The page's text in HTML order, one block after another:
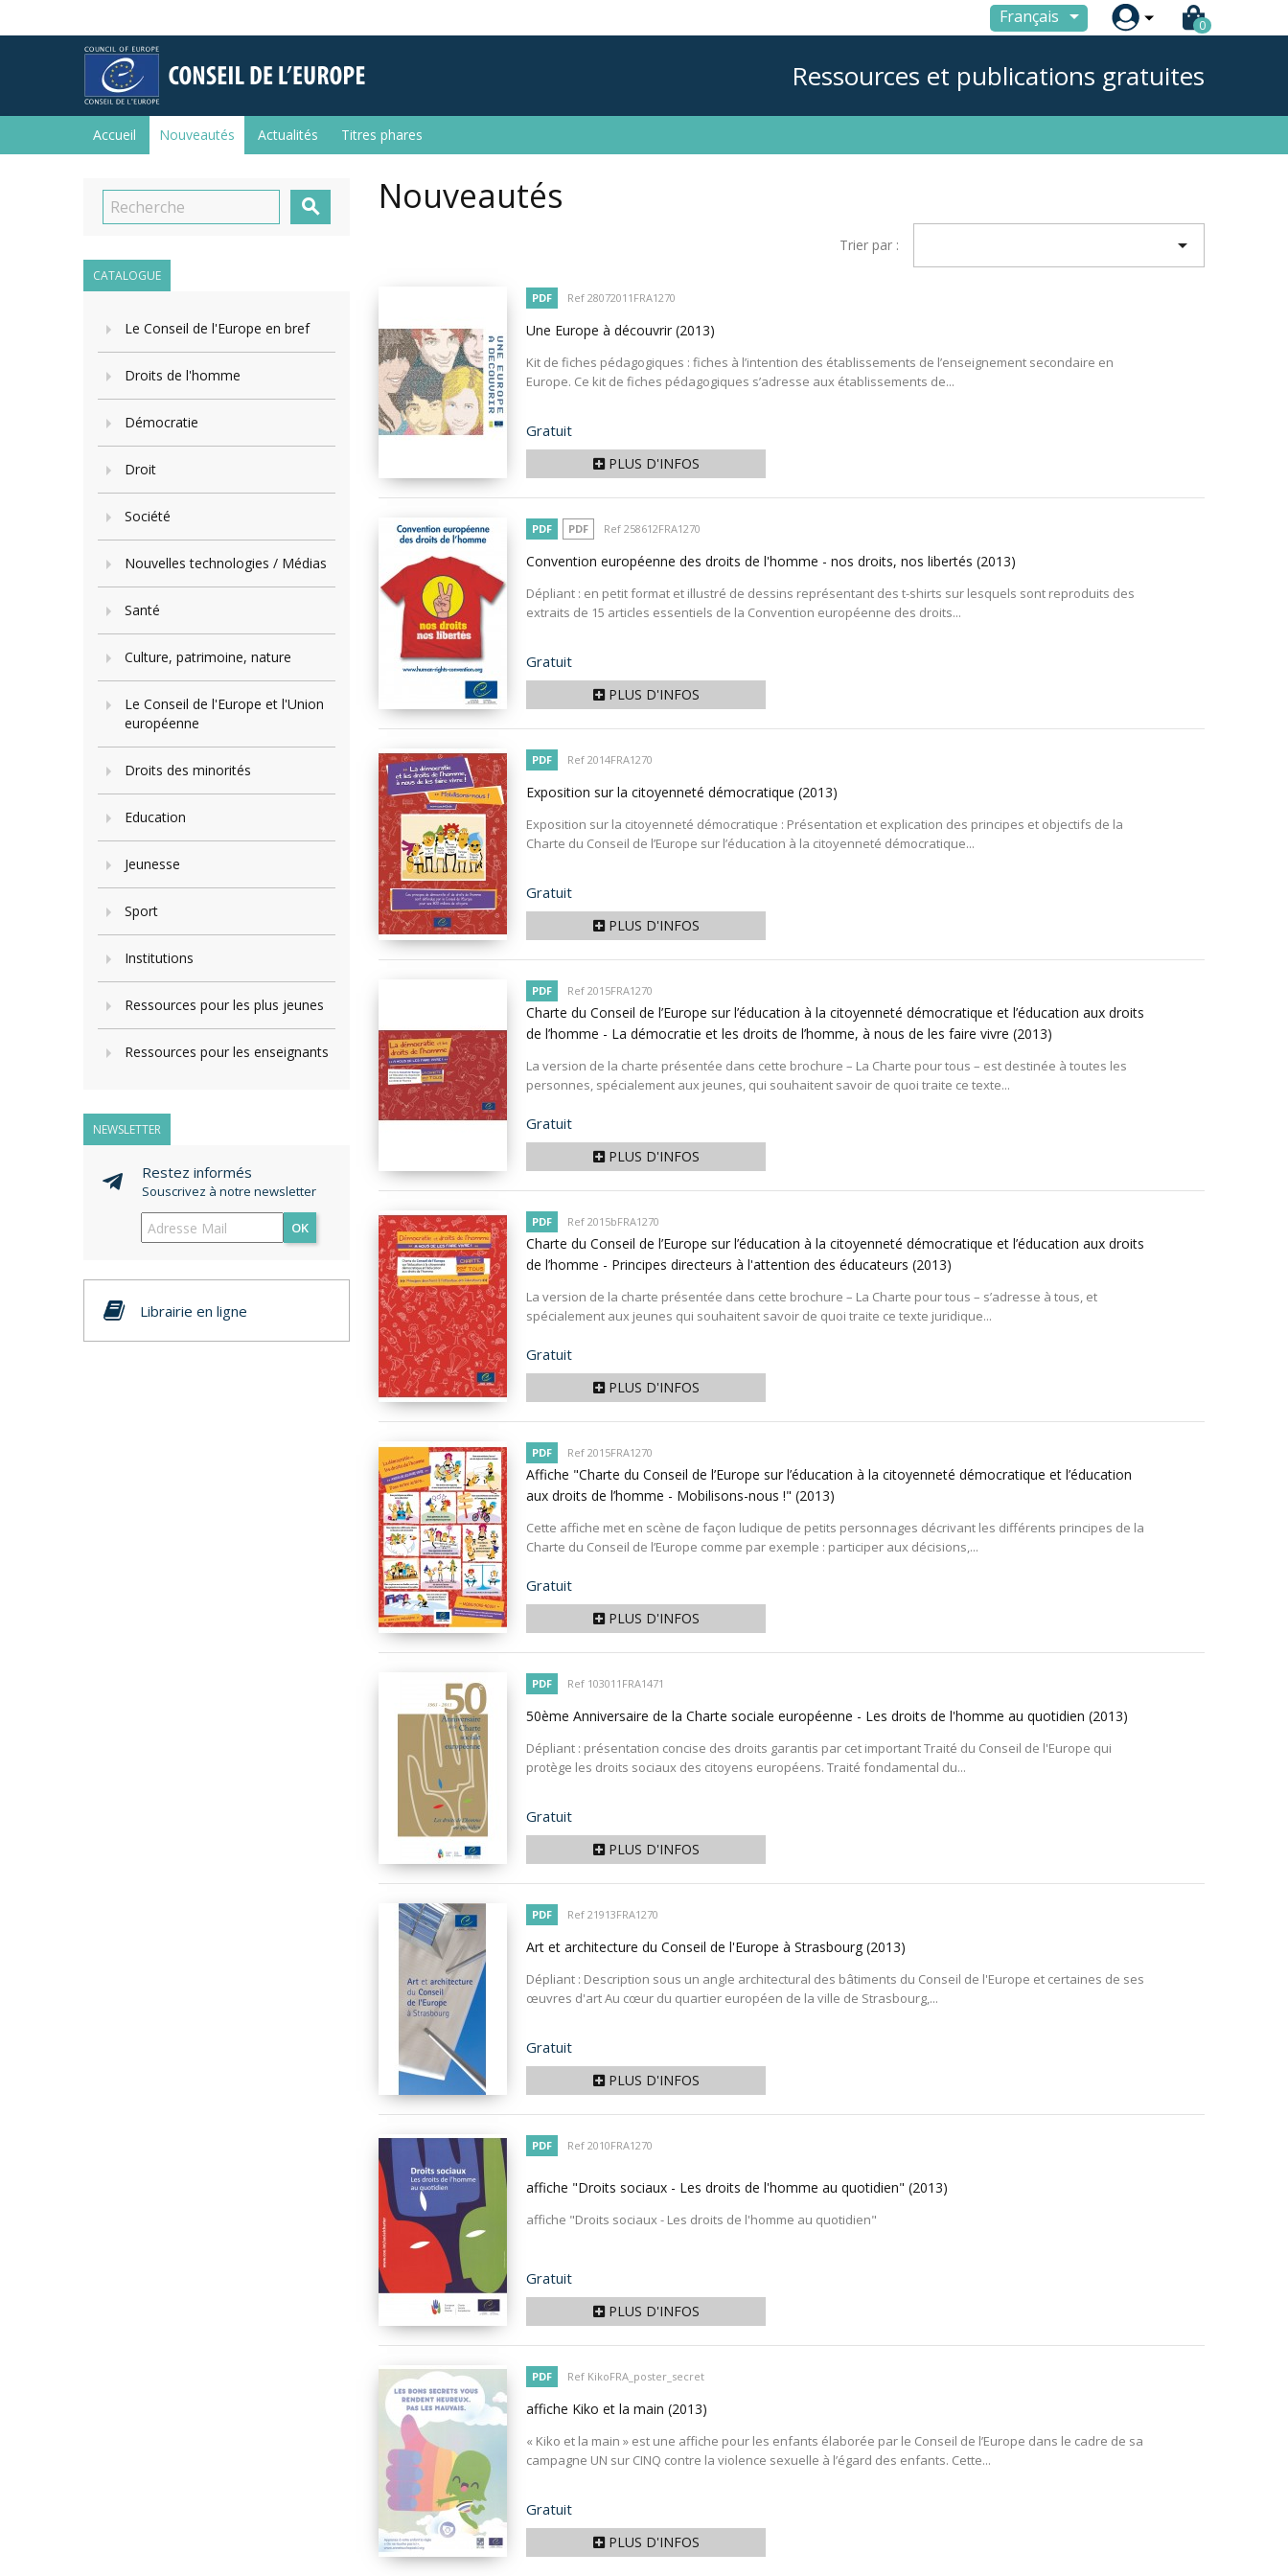
Français  0
Ressources et publications gratuites
Accueil Nouveautés Actualités Titres phares

CATALOGUE
Le Conseil de l'Europe en bref
Droits de l'homme
Démocratie
Droit
Société
Nouvelles technologies / Médias
Santé
Culture, patrimoine, nature
Le Conseil de l'Europe et l'Union
européenne
Droits des minorités
Education
Jeunesse
Sport
Institutions
Ressources pour les plus jeunes
Ressources pour les enseignants
NEWSLETTER
Restez informés
Souscrivez à notre newsletter
OK
Librairie en ligne
Nouveautés
Trier par : 
PDF Ref 28072011FRA1270
Une Europe à découvrir (2013)
Kit de fiches pédagogiques : fiches à l’intention des établissements de l’enseignement secondaire en
Europe. Ce kit de fiches pédagogiques s’adresse aux établissements de...
Prix
Gratuit
PLUS D'INFOS
PDF PDF Ref 258612FRA1270
Convention européenne des droits de l'homme - nos droits, nos libertés (2013)
Dépliant : en petit format et illustré de dessins représentant des t-shirts sur lesquels sont reproduits des
extraits de 15 articles essentiels de la Convention européenne des droits...
Prix
Gratuit
PLUS D'INFOS
PDF Ref 2014FRA1270
Exposition sur la citoyenneté démocratique (2013)
Exposition sur la citoyenneté démocratique : Présentation et explication des principes et objectifs de la
Charte du Conseil de l’Europe sur l’éducation à la citoyenneté démocratique...
Prix
Gratuit
PLUS D'INFOS
PDF Ref 2015FRA1270
Charte du Conseil de l’Europe sur l’éducation à la citoyenneté démocratique et l’éducation aux droits
de l’homme - La démocratie et les droits de l’homme, à nous de les faire vivre (2013)
La version de la charte présentée dans cette brochure – La Charte pour tous – est destinée à toutes les
personnes, spécialement aux jeunes, qui souhaitent savoir de quoi traite ce texte...
Prix
Gratuit
PLUS D'INFOS
PDF Ref 2015bFRA1270
Charte du Conseil de l’Europe sur l’éducation à la citoyenneté démocratique et l’éducation aux droits
de l’homme - Principes directeurs à l'attention des éducateurs (2013)
La version de la charte présentée dans cette brochure – La Charte pour tous – s’adresse à tous, et
spécialement aux jeunes qui souhaitent savoir de quoi traite ce texte juridique...
Prix
Gratuit
PLUS D'INFOS
PDF Ref 2015FRA1270
Affiche "Charte du Conseil de l’Europe sur l’éducation à la citoyenneté démocratique et l’éducation
aux droits de l’homme - Mobilisons-nous !" (2013)
Cette affiche met en scène de façon ludique de petits personnages décrivant les différents principes de la
Charte du Conseil de l’Europe comme par exemple : participer aux décisions,...
Prix
Gratuit
PLUS D'INFOS
PDF Ref 103011FRA1471
50ème Anniversaire de la Charte sociale européenne - Les droits de l'homme au quotidien (2013)
Dépliant : présentation concise des droits garantis par cet important Traité du Conseil de l'Europe qui
protège les droits sociaux des citoyens européens. Traité fondamental du...
Prix
Gratuit
PLUS D'INFOS
PDF Ref 21913FRA1270
Art et architecture du Conseil de l'Europe à Strasbourg (2013)
Dépliant : Description sous un angle architectural des bâtiments du Conseil de l'Europe et certaines de ses
œuvres d'art Au cœur du quartier européen de la ville de Strasbourg,...
Prix
Gratuit
PLUS D'INFOS
PDF Ref 2010FRA1270
affiche "Droits sociaux - Les droits de l'homme au quotidien" (2013)
affiche "Droits sociaux - Les droits de l'homme au quotidien"
Prix
Gratuit
PLUS D'INFOS
PDF Ref KikoFRA_poster_secret
affiche Kiko et la main (2013)
« Kiko et la main » est une affiche pour les enfants élaborée par le Conseil de l’Europe dans le cadre de sa
campagne UN sur CINQ contre la violence sexuelle à l’égard des enfants. Cette...
Prix
Gratuit
PLUS D'INFOS